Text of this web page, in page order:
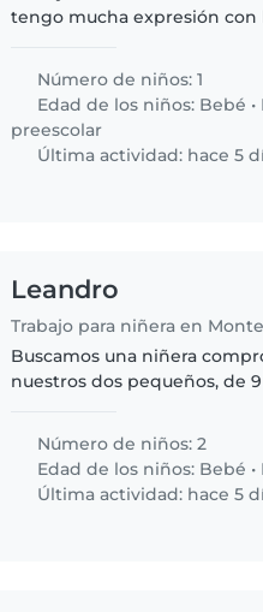
tengo mucha expresión con
Número de niños: 1
Edad de los niños: Bebé •
preescolar
Última actividad: hace 5
Leandro
Trabajo para niñera en
Buscamos una niñera
nuestros dos pequeños, de
discretamente tranquilo...
Número de niños: 2
Edad de los niños: Bebé •
Última actividad: hace 5